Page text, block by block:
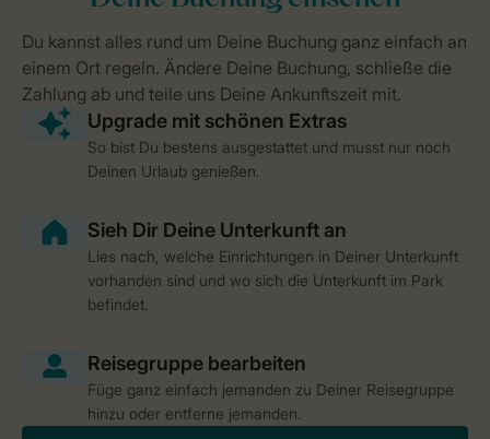
So bist Du bestens ausgestattet und musst nur noch
Deinen Urlaub genießen.
Lies nach, welche Einrichtungen in Deiner Unterkunft
vorhanden sind und wo sich die Unterkunft im Park
befindet.
Füge ganz einfach jemanden zu Deiner Reisegruppe
hinzu oder entferne jemanden.